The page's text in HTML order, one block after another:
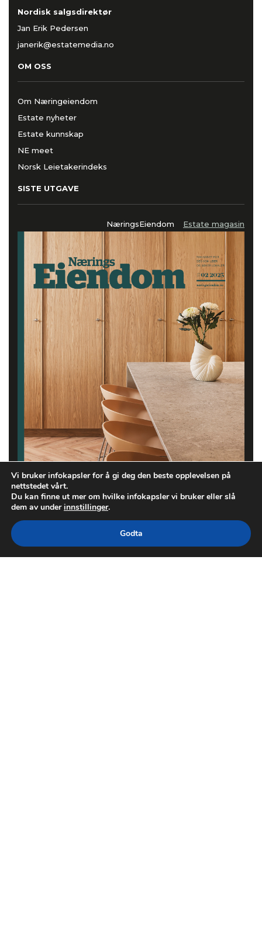
Nordisk salgsdirektør
Jan Erik Pedersen
janerik@estatemedia.no
OM OSS
Om Næringeiendom
Estate nyheter
Estate kunnskap
NE meet
Norsk Leietakerindeks
SISTE UTGAVE
NæringsEiendom Estate magasin
Vi bruker infokapsler for å gi deg den beste opplevelsen på
nettstedet vårt.
Du kan finne ut mer om hvilke infokapsler vi bruker eller slå
dem av underinnstillinger.
Godta